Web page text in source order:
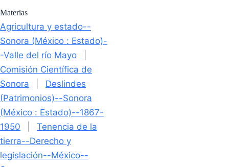
Materias
Agricultura y estado--
Sonora (México : Estado)-
-Valle del río Mayo
Comisión Científica de
Sonora
Deslindes
(Patrimonios)--Sonora
(México : Estado)--1867-
1950
Tenencia de la
tierra--Derecho y
legislación--México--